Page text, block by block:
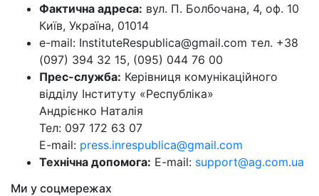
Фактична адреса: вул. П. Болбочана, 4, оф. 10
Київ, Україна, 01014
e-mail: InstituteRespublica@gmail.com тел. +38
(097) 394 32 15, (095) 044 76 00
Прес-служба: Керівниця комунікаційного
відділу Інституту «Республіка»
Андрієнко Наталія
Тел: 097 172 63 07
E-mail: press.inrespublica@gmail.com
Технічна допомога: E-mail: support@ag.com.ua
Ми у соцмережах